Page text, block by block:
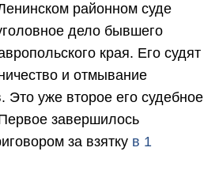
районном суде
дело бывшего
края. Его судят
и отмывание
Это уже второе его судебное
завершилось
за взятку в 1